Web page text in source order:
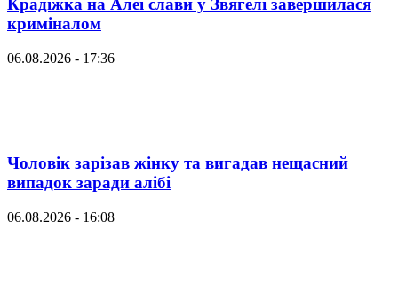
Крадіжка на Алеї слави у Звягелі завершилася
криміналом
06.08.2026 - 17:36
Чоловік зарізав жінку та вигадав нещасний
випадок заради алібі
06.08.2026 - 16:08